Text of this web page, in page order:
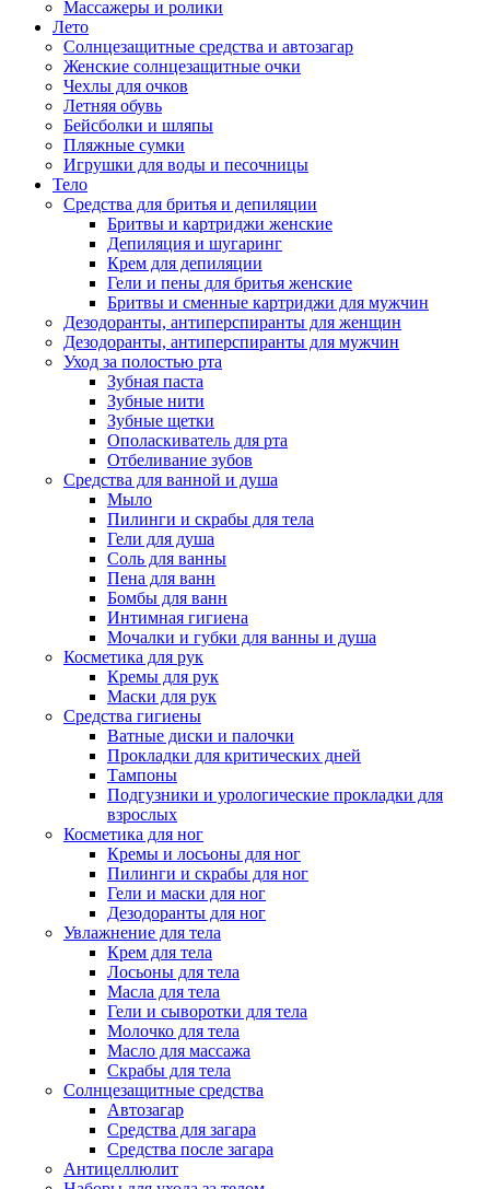
Массажеры и ролики
Лето
Солнцезащитные средства и автозагар
Женские солнцезащитные очки
Чехлы для очков
Летняя обувь
Бейсболки и шляпы
Пляжные сумки
Игрушки для воды и песочницы
Тело
Средства для бритья и депиляции
Бритвы и картриджи женские
Депиляция и шугаринг
Крем для депиляции
Гели и пены для бритья женские
Бритвы и сменные картриджи для мужчин
Дезодоранты, антиперспиранты для женщин
Дезодоранты, антиперспиранты для мужчин
Уход за полостью рта
Зубная паста
Зубные нити
Зубные щетки
Ополаскиватель для рта
Отбеливание зубов
Средства для ванной и душа
Мыло
Пилинги и скрабы для тела
Гели для душа
Соль для ванны
Пена для ванн
Бомбы для ванн
Интимная гигиена
Мочалки и губки для ванны и душа
Косметика для рук
Кремы для рук
Маски для рук
Средства гигиены
Ватные диски и палочки
Прокладки для критических дней
Тампоны
Подгузники и урологические прокладки для
взрослых
Косметика для ног
Кремы и лосьоны для ног
Пилинги и скрабы для ног
Гели и маски для ног
Дезодоранты для ног
Увлажнение для тела
Крем для тела
Лосьоны для тела
Масла для тела
Гели и сыворотки для тела
Молочко для тела
Масло для массажа
Скрабы для тела
Солнцезащитные средства
Автозагар
Средства для загара
Средства после загара
Антицеллюлит